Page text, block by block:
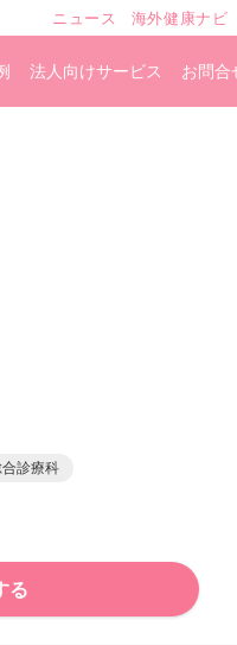
ニュース 海外健康ナビ
法人向けサービス お問合
診療科
る